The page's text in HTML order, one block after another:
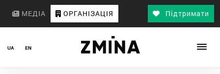
МЕДІА ОРГАНІЗАЦІЯ Підтримати
UA EN